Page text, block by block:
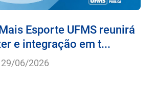
Esporte UFMS reunirá
e integração em t...
29/06/2026